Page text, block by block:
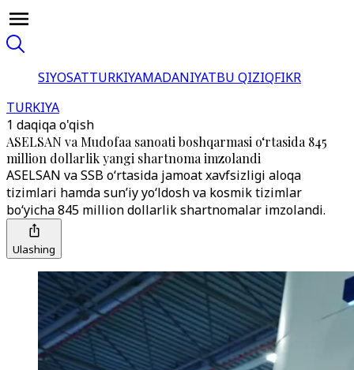
SIYOSATTURKIYAMADANIYATBU QIZIQFIKR
TURKIYA
1 daqiqa o'qish
ASELSAN va Mudofaa sanoati boshqarmasi o‘rtasida 845
million dollarlik yangi shartnoma imzolandi
ASELSAN va SSB o‘rtasida jamoat xavfsizligi aloqa
tizimlari hamda sun’iy yo‘ldosh va kosmik tizimlar
bo‘yicha 845 million dollarlik shartnomalar imzolandi.
Ulashing